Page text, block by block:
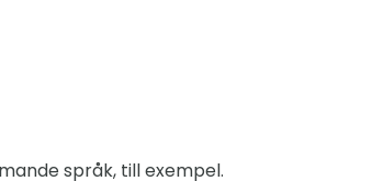
språk, till exempel.